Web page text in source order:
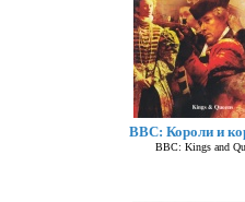
BBC: Короли и
BBC: Kings and